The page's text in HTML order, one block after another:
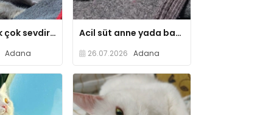
1 aylık minik çok sevdiriyor, yardıma ihtiyacı var
Adana
Acil süt anne yada bakımından anlayan
26.07.2026 Adana